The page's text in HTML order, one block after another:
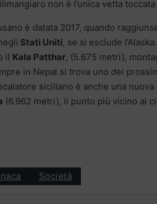
non è l’unica vetta toccata
è datata 2017, quando
Stati Uniti, se si esclude
il Kala Patthar, (5.675 metri),
in Nepal si trova uno dei
siciliano è anche una
(6.962 metri), il punto più vicino al
Società